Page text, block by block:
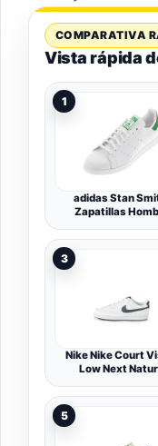
COMPARATIVA
Vista rápida
1
adidas Stan
Zapatillas
3
Nike Nike Court
Low Next
5